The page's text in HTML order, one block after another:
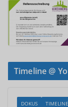
Timeline @
DOKUS